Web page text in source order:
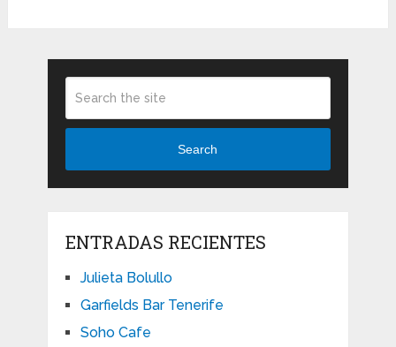
Search
ENTRADAS RECIENTES
Julieta Bolullo
Garfields Bar Tenerife
Soho Cafe